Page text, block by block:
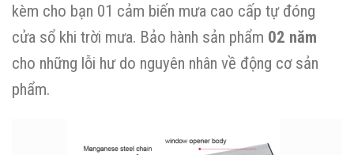
kèm cho bạn 01 cảm biến mưa cao cấp tự đóng
cửa sổ khi trời mưa. Bảo hành sản phẩm 02 năm
cho những lỗi hư do nguyên nhân về động cơ sản
phẩm.